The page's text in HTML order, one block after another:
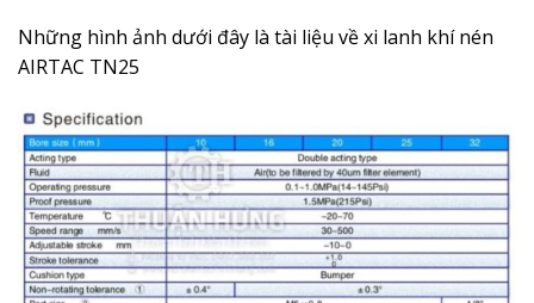
Những hình ảnh dưới đây là tài liệu về xi lanh khí nén
AIRTAC TN25